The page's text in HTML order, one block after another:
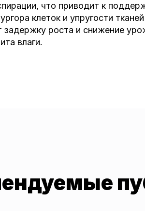
что приводит к
клеток и упругости
задержку роста и снижение
влаги.